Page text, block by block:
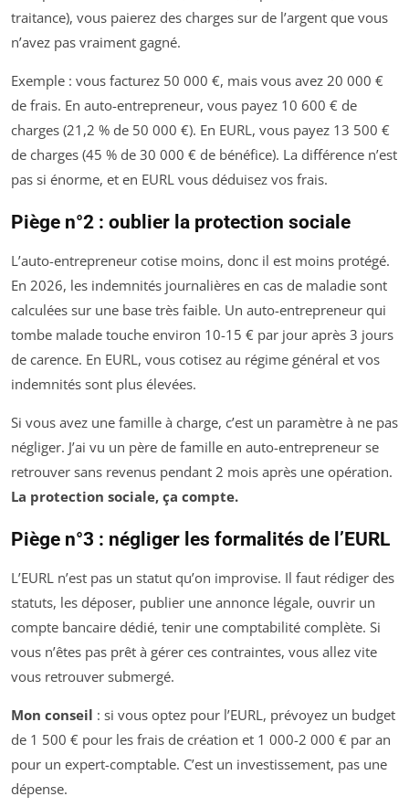
traitance), vous paierez des charges sur de l’argent que vous
n’avez pas vraiment gagné.
Exemple : vous facturez 50 000 €, mais vous avez 20 000 €
de frais. En auto-entrepreneur, vous payez 10 600 € de
charges (21,2 % de 50 000 €). En EURL, vous payez 13 500 €
de charges (45 % de 30 000 € de bénéfice). La différence n’est
pas si énorme, et en EURL vous déduisez vos frais.
Piège n°2 : oublier la protection sociale
L’auto-entrepreneur cotise moins, donc il est moins protégé.
En 2026, les indemnités journalières en cas de maladie sont
calculées sur une base très faible. Un auto-entrepreneur qui
tombe malade touche environ 10-15 € par jour après 3 jours
de carence. En EURL, vous cotisez au régime général et vos
indemnités sont plus élevées.
Si vous avez une famille à charge, c’est un paramètre à ne pas
négliger. J’ai vu un père de famille en auto-entrepreneur se
retrouver sans revenus pendant 2 mois après une opération.
La protection sociale, ça compte.
Piège n°3 : négliger les formalités de l’EURL
L’EURL n’est pas un statut qu’on improvise. Il faut rédiger des
statuts, les déposer, publier une annonce légale, ouvrir un
compte bancaire dédié, tenir une comptabilité complète. Si
vous n’êtes pas prêt à gérer ces contraintes, vous allez vite
vous retrouver submergé.
Mon conseil : si vous optez pour l’EURL, prévoyez un budget
de 1 500 € pour les frais de création et 1 000-2 000 € par an
pour un expert-comptable. C’est un investissement, pas une
dépense.